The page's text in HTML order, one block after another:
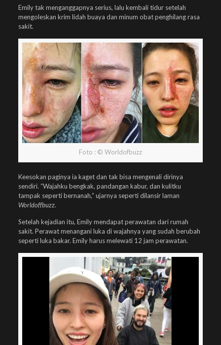
Emily tak menganggapnya serius, lalu kembali tidur setelah
mengoleskan krim lidah buaya dan minum obat penghilang rasa
sakit.
Foto : © Worldofbuzz
Keesokan paginya ia kaget dan tak bisa mengenali dirinya
sendiri. “Wajahku bengkak, pandangan kabur, dan kulitku
tampak seperti bernanah,” ujarnya seperti dilansir laman
Worldoffbuzz.
Setelah kejadian itu, Emily mendapat perawatan dari rumah
sakit. Perawat menangani luka di wajahnya yang sudah berubah
seperti luka bakar. Emily harus melewati 12 jam perawatan.